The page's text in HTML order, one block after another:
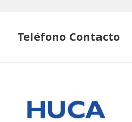
Teléfono Contacto